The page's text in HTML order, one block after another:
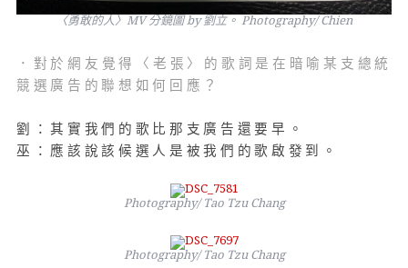
〈勇敢的人〉MV 分鏡圖 by 劉立。 Photography/ Chien
．對於網友覺得〈老張〉的歌詞是在暗喻某支總統
競選廣告的聯想如何回應？
劉：其實我們的歌比那支廣告還要早。
巫：應該說該候選人是被我們的歌啟發到。
Photography/ Tao Tzu Chang
Photography/ Tao Tzu Chang